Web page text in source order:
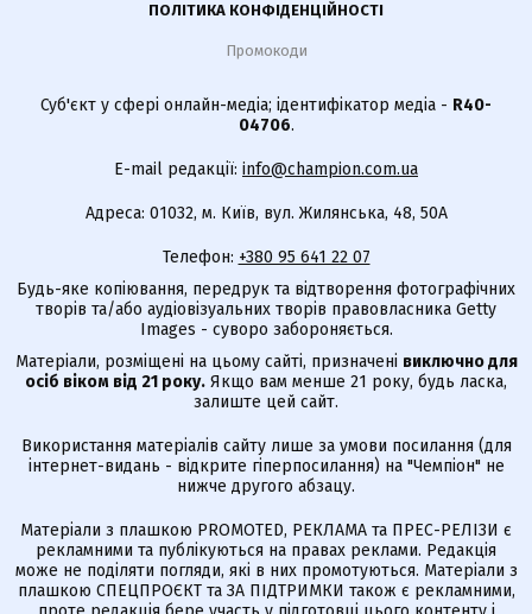
ПОЛІТИКА КОНФІДЕНЦІЙНОСТІ
Промокоди
Суб'єкт у сфері онлайн-медіа; ідентифікатор медіа - R40-
04706.
E-mail редакції: info@champion.com.ua
Адреса: 01032, м. Київ, вул. Жилянська, 48, 50А
Телефон: +380 95 641 22 07
Будь-яке копіювання, передрук та відтворення фотографічних
творів та/або аудіовізуальних творів правовласника Getty
Images - суворо забороняється.
Матеріали, розміщені на цьому сайті, призначені виключно для
осіб віком від 21 року. Якщо вам менше 21 року, будь ласка,
залиште цей сайт.
Використання матеріалів сайту лише за умови посилання (для
інтернет-видань - відкрите гіперпосилання) на "Чемпіон" не
нижче другого абзацу.
Матеріали з плашкою PROMOTED, РЕКЛАМА та ПРЕС-РЕЛІЗИ є
рекламними та публікуються на правах реклами. Редакція
може не поділяти погляди, які в них промотуються. Матеріали з
плашкою СПЕЦПРОЄКТ та ЗА ПІДТРИМКИ також є рекламними,